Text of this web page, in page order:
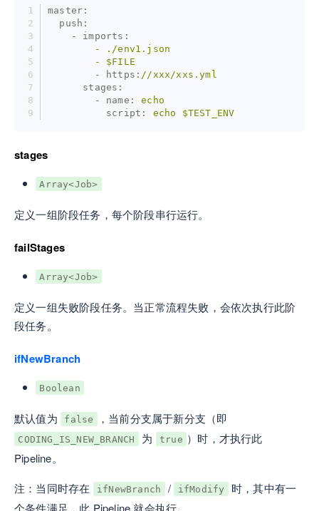
master:
  push:
    - imports:
        -
./env1.json
        -
$FILE
        - https:
//xxx/xxs.yml
      stages:
        - name:
echo
          script:
echo $TEST_ENV
stages
Array<Job>
定义一组阶段任务，每个阶段串行运行。
failStages
Array<Job>
定义一组失败阶段任务。当正常流程失败，会依次执行此阶
段任务。
ifNewBranch
Boolean
默认值为 false ，当前分支属于新分支（即
CODING_IS_NEW_BRANCH 为 true ）时，才执行此
Pipeline。
注：当同时存在
ifNewBranch / ifModify 时，其中有一
个条件满足，此 Pipeline 就会执行。